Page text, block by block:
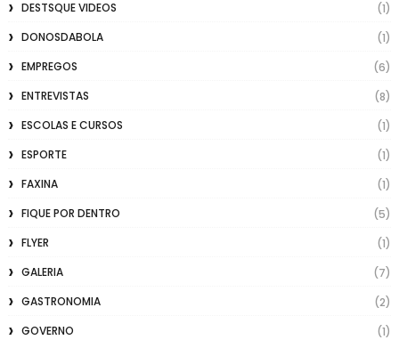
DESTSQUE VIDEOS
(1)
DONOSDABOLA
(1)
EMPREGOS
(6)
ENTREVISTAS
(8)
ESCOLAS E CURSOS
(1)
ESPORTE
(1)
FAXINA
(1)
FIQUE POR DENTRO
(5)
FLYER
(1)
GALERIA
(7)
GASTRONOMIA
(2)
GOVERNO
(1)